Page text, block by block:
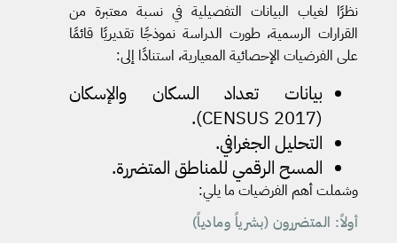
نظرًا لغياب البيانات التفصيلية في نسبة معتبرة من
القرارات الرسمية، طورت الدراسة نموذجًا تقديريًا قائمًا
على الفرضيات الإحصائية المعيارية، استنادًا إلى:
بيانات تعداد السكان والإسكان
(CENSUS 2017).
التحليل الجغرافي.
المسح الرقمي للمناطق المتضررة.
وشملت أهم الفرضيات ما يلي:
أولاً: المتضررون (بشرياً ومادياً)